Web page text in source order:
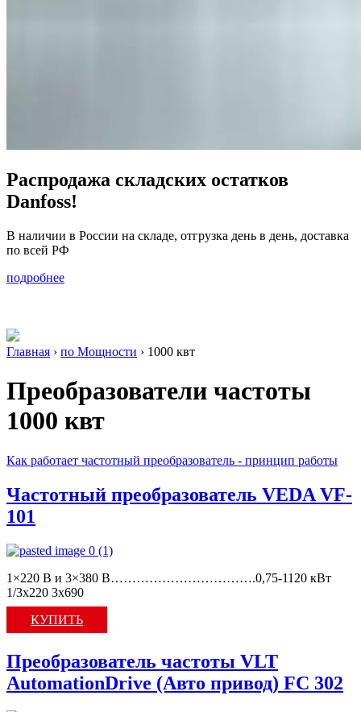
Распродажа складских остатков
Danfoss!
В наличии в России на складе, отгрузка день в день, доставка
по всей РФ
подробнее
Главная › по Мощности › 1000 квт
Преобразователи частоты
1000 квт
Как работает частотный преобразователь - принцип работы
Частотный преобразователь VEDA VF-
101
1×220 В и 3×380 В…………………………….0,75-1120 кВт
1/3x220 3х690
КУПИТЬ
Преобразователь частоты VLT
AutomationDrive (Авто привод) FC 302